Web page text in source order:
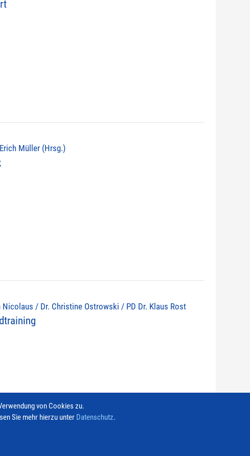
Müller (Hrsg.)
/ Dr. Christine Ostrowski / PD Dr. Klaus Rost
von Cookies zu.
Sie mehr hierzu unter Datenschutz.